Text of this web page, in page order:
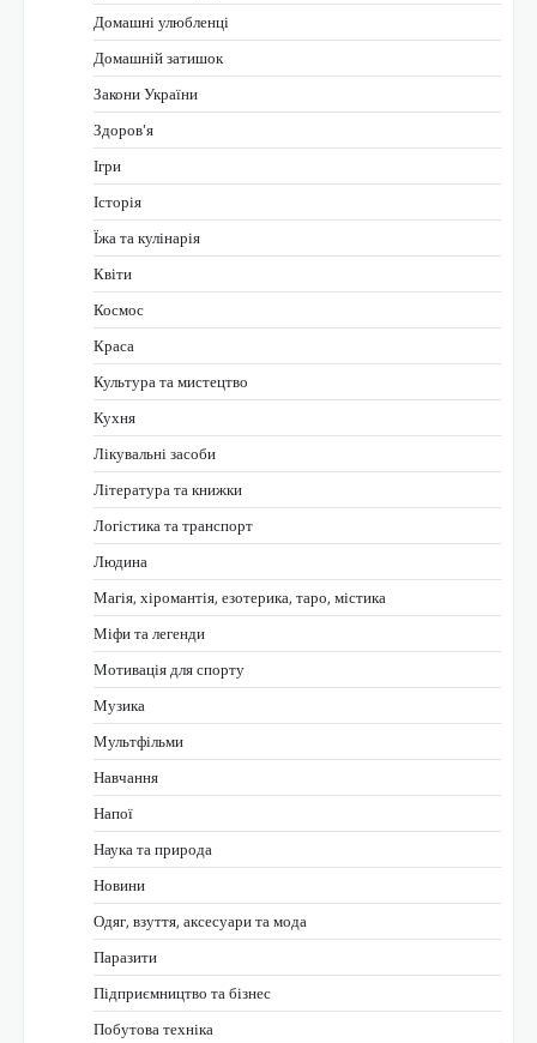
Домашні улюбленці
Домашній затишок
Закони України
Здоров'я
Ігри
Історія
Їжа та кулінарія
Квіти
Космос
Краса
Культура та мистецтво
Кухня
Лікувальні засоби
Література та книжки
Логістика та транспорт
Людина
Магія, хіромантія, езотерика, таро, містика
Міфи та легенди
Мотивація для спорту
Музика
Мультфільми
Навчання
Напої
Наука та природа
Новини
Одяг, взуття, аксесуари та мода
Паразити
Підприємництво та бізнес
Побутова техніка